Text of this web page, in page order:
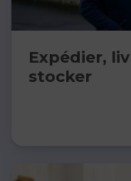
Expédier,
stocker